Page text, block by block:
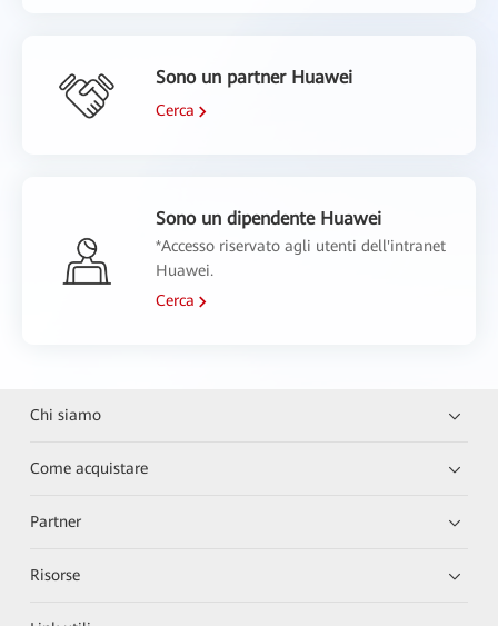
Sono un partner Huawei
Cerca
Sono un dipendente Huawei
*Accesso riservato agli utenti dell'intranet
Huawei.
Cerca
Chi siamo
Come acquistare
Partner
Risorse